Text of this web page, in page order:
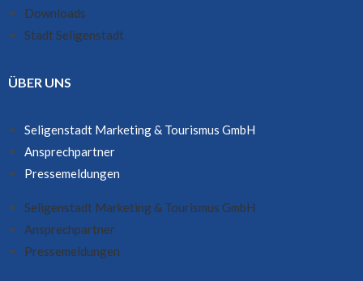
Downloads
Stadt Seligenstadt
ÜBER UNS
Seligenstadt Marketing & Tourismus GmbH
Ansprechpartner
Pressemeldungen
Seligenstadt Marketing & Tourismus GmbH
Ansprechpartner
Pressemeldungen